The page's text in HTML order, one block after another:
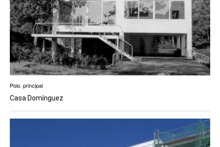
Poio, principal
Casa Domínguez